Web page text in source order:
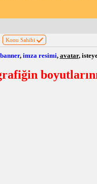
Konu Sahibi
banner, imza resimi, avatar,